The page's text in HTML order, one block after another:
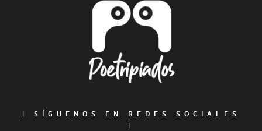
|
SÍGUENOS EN REDES SOCIALES
|